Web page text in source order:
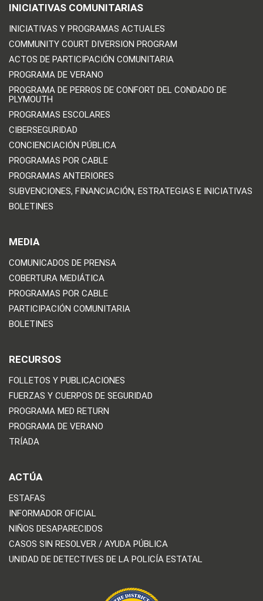
INICIATIVAS COMUNITARIAS
INICIATIVAS Y PROGRAMAS ACTUALES
COMMUNITY COURT DIVERSION PROGRAM
ACTOS DE PARTICIPACIÓN COMUNITARIA
PROGRAMA DE VERANO
PROGRAMA DE PERROS DE CONFORT DEL CONDADO DE
PLYMOUTH
PROGRAMAS ESCOLARES
CIBERSEGURIDAD
CONCIENCIACIÓN PÚBLICA
PROGRAMAS POR CABLE
PROGRAMAS ANTERIORES
SUBVENCIONES, FINANCIACIÓN, ESTRATEGIAS E INICIATIVAS
BOLETINES
MEDIA
COMUNICADOS DE PRENSA
COBERTURA MEDIÁTICA
PROGRAMAS POR CABLE
PARTICIPACIÓN COMUNITARIA
BOLETINES
RECURSOS
FOLLETOS Y PUBLICACIONES
FUERZAS Y CUERPOS DE SEGURIDAD
PROGRAMA MED RETURN
PROGRAMA DE VERANO
TRÍADA
ACTÚA
ESTAFAS
INFORMADOR OFICIAL
NIÑOS DESAPARECIDOS
CASOS SIN RESOLVER / AYUDA PÚBLICA
UNIDAD DE DETECTIVES DE LA POLICÍA ESTATAL